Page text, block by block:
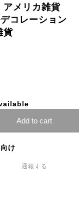
アメリカ雑貨
コレーション
貨
Add to cart
け
通報する